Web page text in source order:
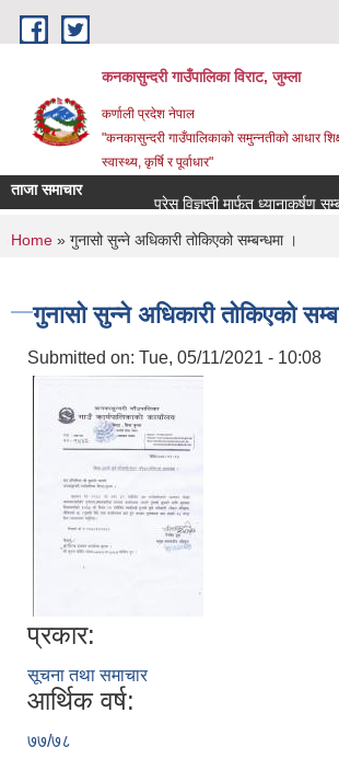
Skip to main content
कनकासुन्दरी गाउँपालिका विराट, जुम्ला
कर्णाली प्रदेश नेपाल
"कनकासुन्दरी गाउँपालिकाको समुन्नतीको आधार
स्वास्थ्य, कृर्षि र पूर्वाधार"
ताजा समाचार
प्रेस विज्ञप्ती मार्फत ध्यानाकर्षण सम्बन्धमा
You are here
Home » गुनासो सुन्ने अधिकारी तोकिएको सम्बन्धमा ।
गुनासो सुन्ने अधिकारी तोकिएको
Submitted on: Tue, 05/11/2021 - 10:08
प्रकार:
सूचना तथा समाचार
आर्थिक वर्ष:
७७/७८